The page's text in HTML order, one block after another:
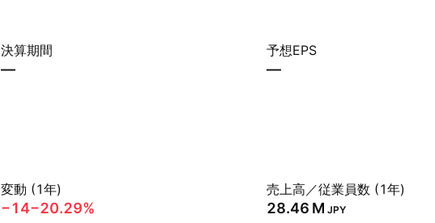
決算期間
—
予想EPS
—
変動 (1年)
−14−20.29%
売上高／従業員数 (1年)
‪28.46 M‬ JPY